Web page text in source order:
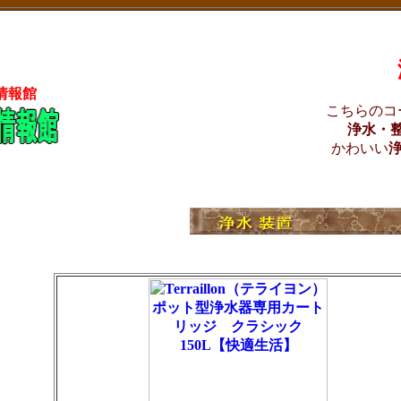
報館
こちらの
浄水・
かわいい